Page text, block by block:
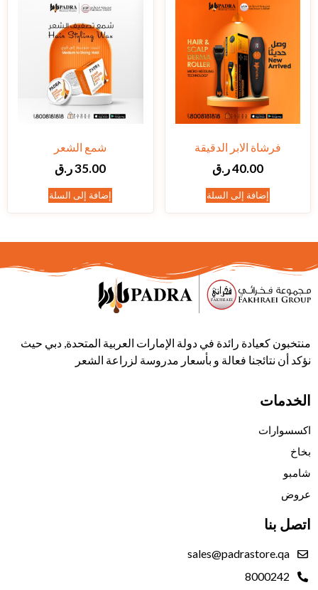
فرشاة الابر الدقيقة
40.00ر.ق
إضافة إلى السلة
شمع الشعر
35.00ر.ق
إضافة إلى السلة
منتخبون كعيادة رائدة في دولة الإمارات العربية المتحدة, دبي حيث
نؤكد أن نتائجنا فعالة و بأسعار مدروسة لزراعة الشعر
الخدمات
اكسسوارات
بخاخ
شامبو
عروض
اتصل بنا
sales@padrastore.qa
8000242